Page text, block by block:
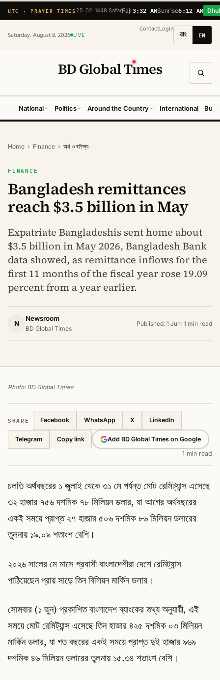
UTC · PRAYER TIMES 25-02-1448 ṢafarFajr3:32 AMSunrise6:12 AM
Saturday, August 8, 2026 LIVE
ContactLogin
বাং EN
BD Global Tımes
National Politics Around the Country International
Home › Finance › অর্থ ও বণিজ্য
FINANCE
Bangladesh remittances
reach $3.5 billion in May
Expatriate Bangladeshis sent home about
$3.5 billion in May 2026, Bangladesh Bank
data showed, as remittance inflows for the
first 11 months of the fiscal year rose 19.09
percent from a year earlier.
N
Newsroom
BD Global Times
Published: 1 Jun· 1 min read
Photo: BD Global Times
SHARE Facebook WhatsApp X LinkedIn
Telegram Copy link
Add BD Global Times on Google
1 min read
চলতি অর্থবছরের ১ জুলাই থেকে ৩১ মে পর্যন্ত মোট রেমিট্যান্স এসেছে
৩২ হাজার ৭৫৬ দশমিক ৭৮ মিলিয়ন ডলার, যা আগের অর্থবছরের
একই সময়ে প্রাপ্ত ২৭ হাজার ৫০৬ দশমিক ৮৬ মিলিয়ন ডলারের
তুলনায় ১৯.০৯ শতাংশ বেশি।
২০২৬ সালের মে মাসে প্রবাসী বাংলাদেশীরা দেশে রেমিট্যান্স
পাঠিয়েছেন প্রায় সাড়ে তিন বিলিয়ন মার্কিন ডলার।
সোমবার (১ জুন) প্রকাশিত বাংলাদেশ ব্যাংকের তথ্য অনুযায়ী, এই
সময়ে মোট রেমিট্যান্স এসেছে তিন হাজার ৪২৫ দশমিক ০৩ মিলিয়ন
মার্কিন ডলার, যা গত বছরের একই সময়ে প্রাপ্ত দুই হাজার ৯৬৯
দশমিক ৪৬ মিলিয়ন ডলারের তুলনায় ১৫.৩৪ শতাংশ বেশি।